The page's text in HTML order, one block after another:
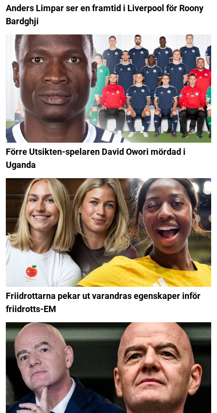
Anders Limpar ser en framtid i Liverpool för Roony
Bardghji
Förre Utsikten-spelaren David Owori mördad i
Uganda
Friidrottarna pekar ut varandras egenskaper inför
friidrotts-EM